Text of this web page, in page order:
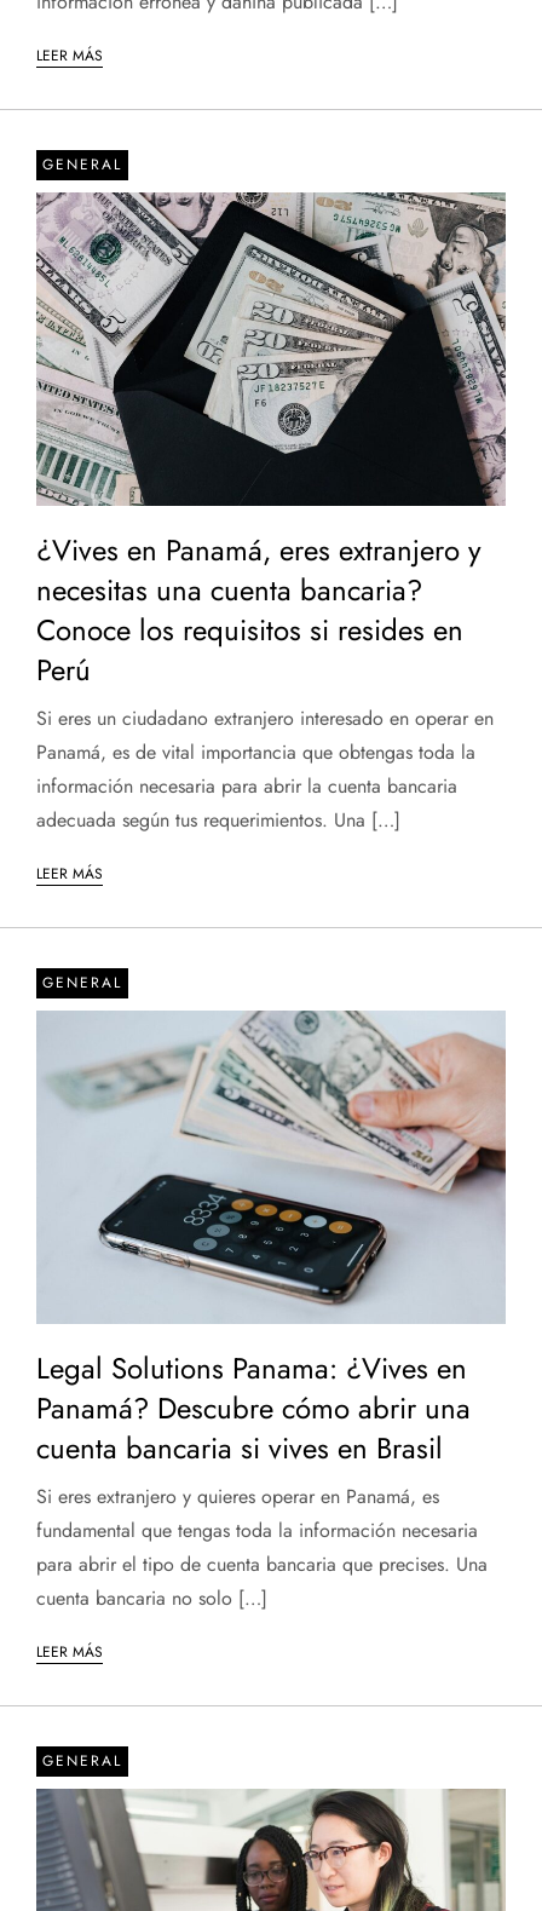
LEER MÁS
GENERAL
¿Vives en Panamá, eres extranjero y
necesitas una cuenta bancaria?
Conoce los requisitos si resides en
Perú
Si eres un ciudadano extranjero interesado en operar en
Panamá, es de vital importancia que obtengas toda la
información necesaria para abrir la cuenta bancaria
adecuada según tus requerimientos. Una […]
LEER MÁS
GENERAL
Legal Solutions Panama: ¿Vives en
Panamá? Descubre cómo abrir una
cuenta bancaria si vives en Brasil
Si eres extranjero y quieres operar en Panamá, es
fundamental que tengas toda la información necesaria
para abrir el tipo de cuenta bancaria que precises. Una
cuenta bancaria no solo […]
LEER MÁS
GENERAL